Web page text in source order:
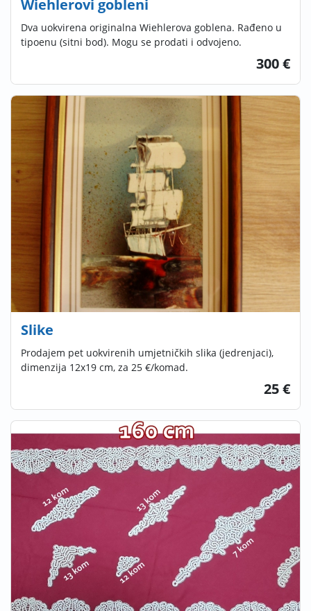
Wiehlerovi gobleni
Dva uokvirena originalna Wiehlerova goblena. Rađeno u
tipoenu (sitni bod). Mogu se prodati i odvojeno.
300 €
Slike
Prodajem pet uokvirenih umjetničkih slika (jedrenjaci),
dimenzija 12x19 cm, za 25 €/komad.
25 €